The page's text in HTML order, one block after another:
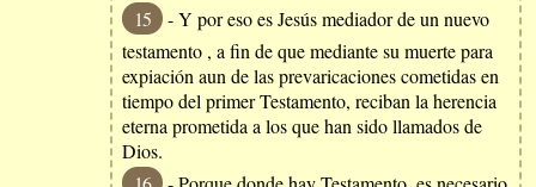
15
- Y por eso es Jesús mediador de un nuevo
testamento , a fin de que mediante su muerte para
expiación aun de las prevaricaciones cometidas en
tiempo del primer Testamento, reciban la herencia
eterna prometida a los que han sido llamados de
Dios.